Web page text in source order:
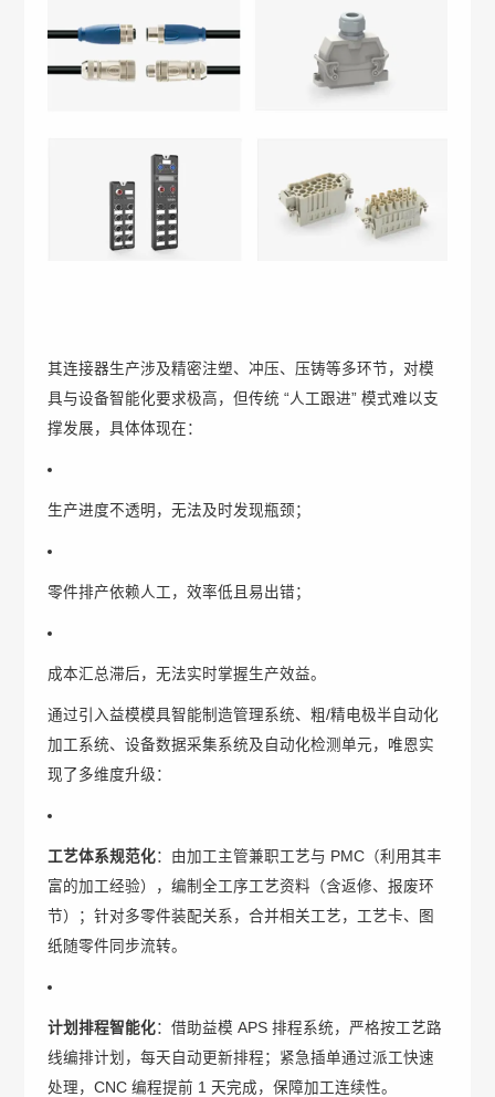
其连接器生产涉及精密注塑、冲压、压铸等多环节，对模
具与设备智能化要求极高，但传统 “人工跟进” 模式难以支
撑发展，具体体现在：
生产进度不透明，无法及时发现瓶颈；
零件排产依赖人工，效率低且易出错；
成本汇总滞后，无法实时掌握生产效益。
通过引入益模模具智能制造管理系统、粗/精电极半自动化
加工系统、设备数据采集系统及自动化检测单元，唯恩实
现了多维度升级：
工艺体系规范化：由加工主管兼职工艺与 PMC（利用其丰
富的加工经验），编制全工序工艺资料（含返修、报废环
节）；针对多零件装配关系，合并相关工艺，工艺卡、图
纸随零件同步流转。
计划排程智能化：借助益模 APS 排程系统，严格按工艺路
线编排计划，每天自动更新排程；紧急插单通过派工快速
处理，CNC 编程提前 1 天完成，保障加工连续性。